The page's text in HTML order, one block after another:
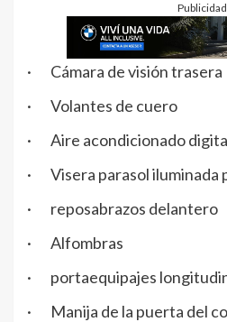
Publicidad
· Cámara de visión trasera
· Volantes de cuero
· Aire acondicionado
· Visera parasol iluminada
· reposabrazos delantero
· Alfombras
· portaequipajes
· Manija de la puerta del